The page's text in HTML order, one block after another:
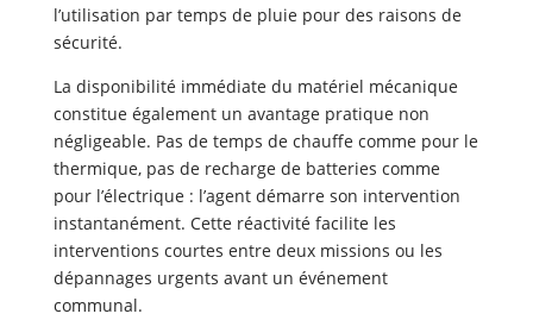
l’utilisation par temps de pluie pour des raisons de
sécurité.
La disponibilité immédiate du matériel mécanique
constitue également un avantage pratique non
négligeable. Pas de temps de chauffe comme pour le
thermique, pas de recharge de batteries comme
pour l’électrique : l’agent démarre son intervention
instantanément. Cette réactivité facilite les
interventions courtes entre deux missions ou les
dépannages urgents avant un événement
communal.